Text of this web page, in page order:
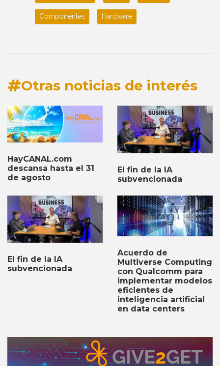
Componentes Hardware
Otras noticias de interés
HayCANAL.com
descansa hasta el 31
de agosto
El fin de la IA
subvencionada
El fin de la IA
subvencionada
Acuerdo de
Multiverse Computing
con Qualcomm para
implementar modelos
eficientes de
inteligencia artificial
en data centers